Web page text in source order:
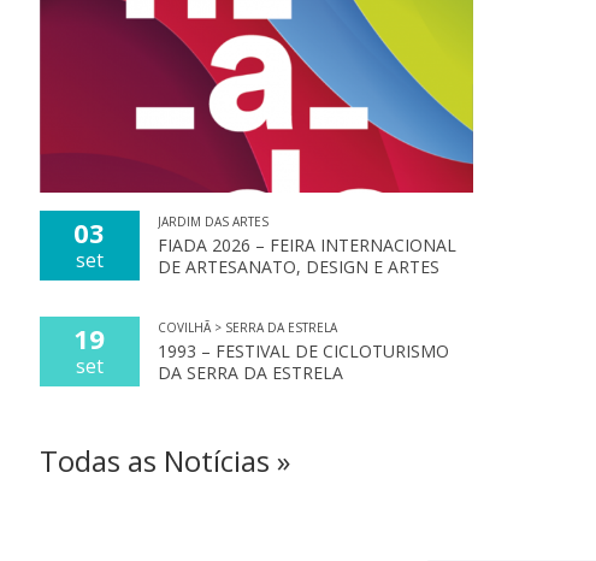
03
set
JARDIM DAS ARTES
FIADA 2026 – FEIRA INTERNACIONAL
DE ARTESANATO, DESIGN E ARTES
19
set
COVILHÃ > SERRA DA ESTRELA
1993 – FESTIVAL DE CICLOTURISMO
DA SERRA DA ESTRELA
Todas as Notícias »